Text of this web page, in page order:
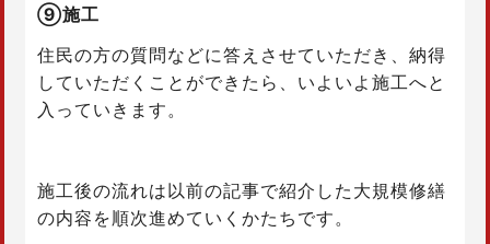
⑨施工
住民の方の質問などに答えさせていただき、納得
していただくことができたら、いよいよ施工へと
入っていきます。
施工後の流れは以前の記事で紹介した大規模修繕
の内容を順次進めていくかたちです。